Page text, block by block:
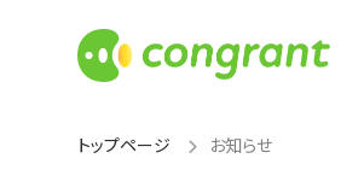
トップページ お知らせ